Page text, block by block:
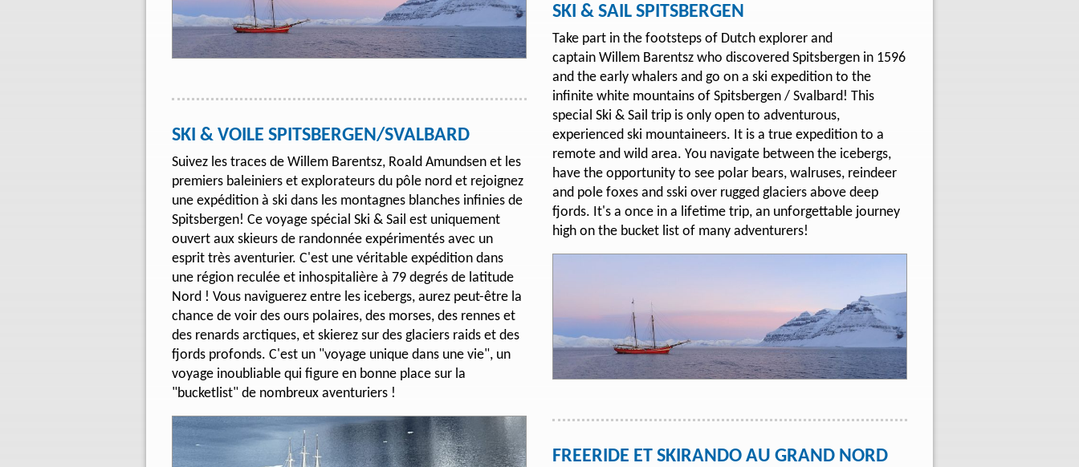
SKI & VOILE SPITSBERGEN/SVALBARD
Suivez les traces de Willem Barentsz, Roald Amundsen et les
premiers baleiniers et explorateurs du pôle nord et rejoignez
une expédition à ski dans les montagnes blanches infinies de
Spitsbergen! Ce voyage spécial Ski & Sail est uniquement
ouvert aux skieurs de randonnée expérimentés avec un
esprit très aventurier. C'est une véritable expédition dans
une région reculée et inhospitalière à 79 degrés de latitude
Nord ! Vous naviguerez entre les icebergs, aurez peut-être la
chance de voir des ours polaires, des morses, des rennes et
des renards arctiques, et skierez sur des glaciers raids et des
fjords profonds. C'est un "voyage unique dans une vie", un
voyage inoubliable qui figure en bonne place sur la
"bucketlist" de nombreux aventuriers !
SKI & SAIL SPITSBERGEN
Take part in the footsteps of Dutch explorer and
captain Willem Barentsz who discovered Spitsbergen in 1596
and the early whalers and go on a ski expedition to the
infinite white mountains of Spitsbergen / Svalbard! This
special Ski & Sail trip is only open to adventurous,
experienced ski mountaineers. It is a true expedition to a
remote and wild area. You navigate between the icebergs,
have the opportunity to see polar bears, walruses, reindeer
and pole foxes and sski over rugged glaciers above deep
fjords. It's a once in a lifetime trip, an unforgettable journey
high on the bucket list of many adventurers!
FREERIDE ET SKIRANDO AU GRAND NORD